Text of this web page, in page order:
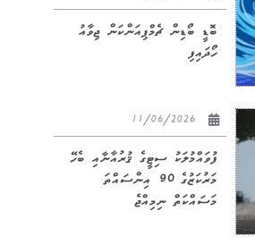
ބޮޑީ ބޯޑިން ޗެމްޕިއަންކަން ޖިވާއު
ހޯދައިފި
ފުވައްމުލަކު ސިޓީގެ ޤުރުއާނާއި ބެހޭ
މަރުކަޒުގެ 90 އިންސައްތަ
މަސައްކަތް ނިމިއްޖެ